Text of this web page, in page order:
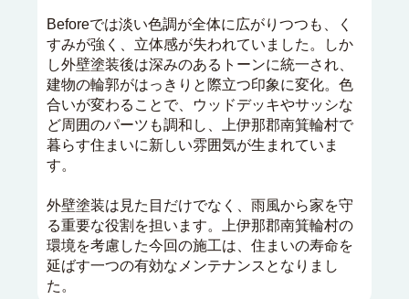
Beforeでは淡い色調が全体に広がりつつも、く
すみが強く、立体感が失われていました。しか
し外壁塗装後は深みのあるトーンに統一され、
建物の輪郭がはっきりと際立つ印象に変化。色
合いが変わることで、ウッドデッキやサッシな
ど周囲のパーツも調和し、上伊那郡南箕輪村で
暮らす住まいに新しい雰囲気が生まれていま
す。
外壁塗装は見た目だけでなく、雨風から家を守
る重要な役割を担います。上伊那郡南箕輪村の
環境を考慮した今回の施工は、住まいの寿命を
延ばす一つの有効なメンテナンスとなりまし
た。